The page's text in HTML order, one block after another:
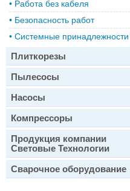
• Работа без кабеля
• Безопасность работ
• Системные принадлежности
Плиткорезы
Пылесосы
Насосы
Компрессоры
Продукция компании
Световые Технологии
Сварочное оборудование